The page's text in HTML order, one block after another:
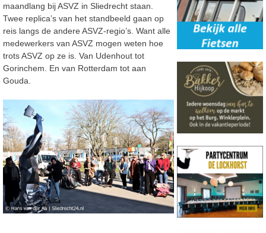
maandlang bij ASVZ in Sliedrecht staan.
Twee replica’s van het standbeeld gaan op
reis langs de andere ASVZ-regio’s. Want alle
medewerkers van ASVZ mogen weten hoe
trots ASVZ op ze is. Van Udenhout tot
Gorinchem. En van Rotterdam tot aan
Gouda.